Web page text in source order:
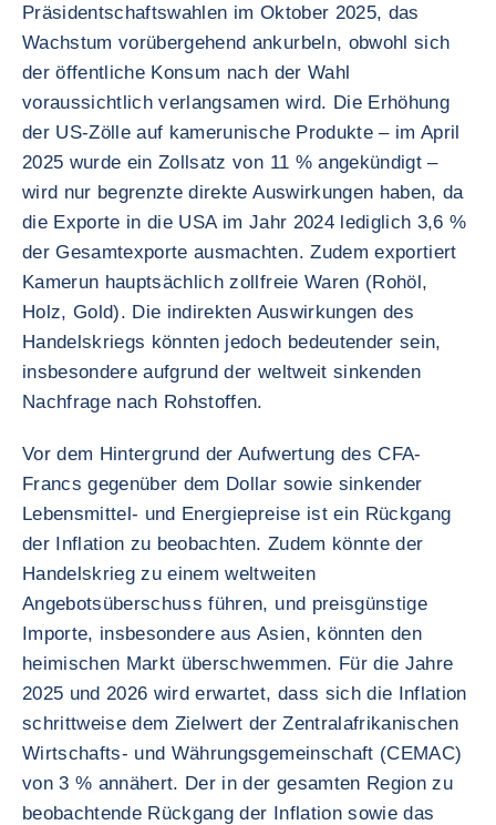
Präsidentschaftswahlen im Oktober 2025, das
Wachstum vorübergehend ankurbeln, obwohl sich
der öffentliche Konsum nach der Wahl
voraussichtlich verlangsamen wird. Die Erhöhung
der US-Zölle auf kamerunische Produkte – im April
2025 wurde ein Zollsatz von 11 % angekündigt –
wird nur begrenzte direkte Auswirkungen haben, da
die Exporte in die USA im Jahr 2024 lediglich 3,6 %
der Gesamtexporte ausmachten. Zudem exportiert
Kamerun hauptsächlich zollfreie Waren (Rohöl,
Holz, Gold). Die indirekten Auswirkungen des
Handelskriegs könnten jedoch bedeutender sein,
insbesondere aufgrund der weltweit sinkenden
Nachfrage nach Rohstoffen.
Vor dem Hintergrund der Aufwertung des CFA-
Francs gegenüber dem Dollar sowie sinkender
Lebensmittel- und Energiepreise ist ein Rückgang
der Inflation zu beobachten. Zudem könnte der
Handelskrieg zu einem weltweiten
Angebotsüberschuss führen, und preisgünstige
Importe, insbesondere aus Asien, könnten den
heimischen Markt überschwemmen. Für die Jahre
2025 und 2026 wird erwartet, dass sich die Inflation
schrittweise dem Zielwert der Zentralafrikanischen
Wirtschafts- und Währungsgemeinschaft (CEMAC)
von 3 % annähert. Der in der gesamten Region zu
beobachtende Rückgang der Inflation sowie das